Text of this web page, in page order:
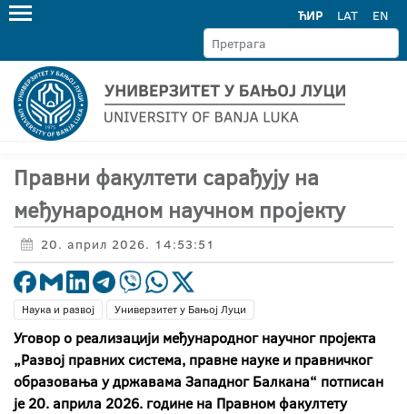
ЋИР LAT EN
Правни факултети сарађују на
међународном научном пројекту
20. април 2026. 14:53:51
Наука и развој Универзитет у Бањој Луци
Уговор о реализацији међународног научног пројекта
„Развој правних система, правне науке и правничког
образовања у државама Западног Балкана“ потписан
је 20. априла 2026. године на Правном факултету